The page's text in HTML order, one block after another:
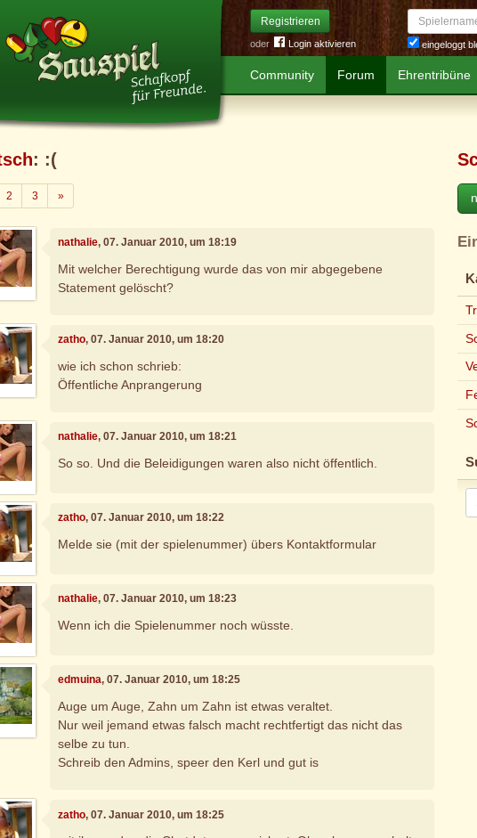
Registrieren
oder Login aktivieren
Spielername
eingeloggt
Community Forum Ehrentribüne
: :(
2 3 »Weiter
nathalie, 07. Januar 2010, um 18:19
Mit welcher Berechtigung wurde das von mir abgegebene
Statement gelöscht?
zatho, 07. Januar 2010, um 18:20
wie ich schon schrieb:
Öffentliche Anprangerung
nathalie, 07. Januar 2010, um 18:21
So so. Und die Beleidigungen waren also nicht öffentlich.
zatho, 07. Januar 2010, um 18:22
Melde sie (mit der spielenummer) übers Kontaktformular
nathalie, 07. Januar 2010, um 18:23
Wenn ich die Spielenummer noch wüsste.
edmuina, 07. Januar 2010, um 18:25
Auge um Auge, Zahn um Zahn ist etwas veraltet.
Nur weil jemand etwas falsch macht rechtfertigt das nicht das
selbe zu tun.
Schreib den Admins, speer den Kerl und gut is
zatho, 07. Januar 2010, um 18:25